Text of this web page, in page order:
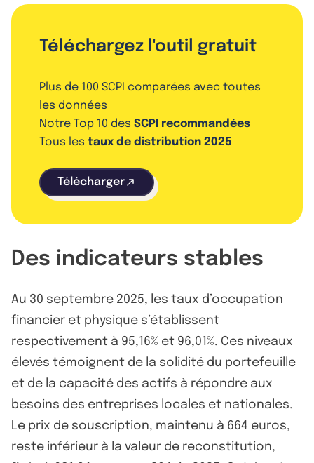
Téléchargez l'outil gratuit
Plus de 100 SCPI comparées avec toutes
les données
Notre Top 10 des SCPI recommandées
Tous les taux de distribution 2025
Télécharger
Des indicateurs stables
Au 30 septembre 2025, les taux d’occupation
financier et physique s’établissent
respectivement à 95,16% et 96,01%. Ces niveaux
élevés témoignent de la solidité du portefeuille
et de la capacité des actifs à répondre aux
besoins des entreprises locales et nationales.
Le prix de souscription, maintenu à 664 euros,
reste inférieur à la valeur de reconstitution,